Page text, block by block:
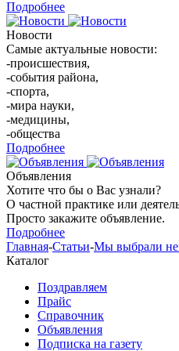
Подробнее
Новости
Самые актуальные новости:
-происшествия,
-события района,
-спорта,
-мира науки,
-медицины,
-общества
Подробнее
Объявления
Хотите что бы о Вас узнали?
О частной практике или
Просто закажите объявление.
Подробнее
Главная-Статьи-Мы выбрали
Каталог
Поздравляем
Прайс
Справочник
Объявления
Подписка на газету